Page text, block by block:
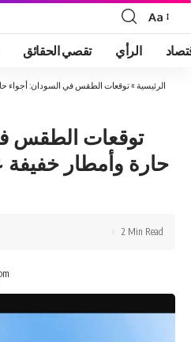
Font
Resizer
Aa
تقصي الحقائق الرأي
الرئيسية »توقعات الطقس في السودان: أجواء
توقعات الطقس
حارة وأمطار
2 Min Read